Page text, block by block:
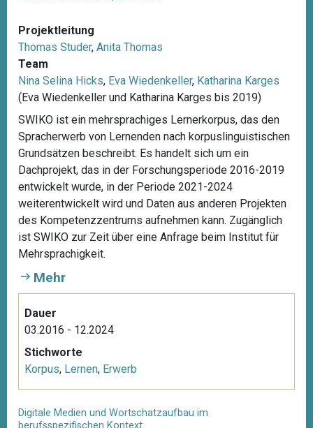
Projektleitung
Thomas Studer, Anita Thomas
Team
Nina Selina Hicks, Eva Wiedenkeller, Katharina Karges
(Eva Wiedenkeller und Katharina Karges bis 2019)
SWIKO ist ein mehrsprachiges Lernerkorpus, das den
Spracherwerb von Lernenden nach korpuslinguistischen
Grundsätzen beschreibt. Es handelt sich um ein
Dachprojekt, das in der Forschungsperiode 2016-2019
entwickelt wurde, in der Periode 2021-2024
weiterentwickelt wird und Daten aus anderen Projekten
des Kompetenzzentrums aufnehmen kann. Zugänglich
ist SWIKO zur Zeit über eine Anfrage beim Institut für
Mehrsprachigkeit.
Mehr
Dauer
03.2016 - 12.2024
Stichworte
Korpus, Lernen, Erwerb
Digitale Medien und Wortschatzaufbau im